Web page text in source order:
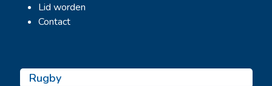
Lid worden
Contact
Rugby